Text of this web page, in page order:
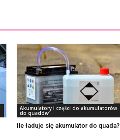
Akumulatory i części do akumulatorów
do quadów
Ile ładuje się akumulator do quada?